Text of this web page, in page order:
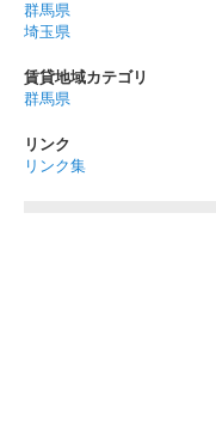
群馬県
埼玉県
賃貸地域カテゴリ
群馬県
リンク
リンク集